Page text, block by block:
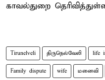
காவல்துறை
Tirunelveli திருநெல்வேலி life
Family dispute wife மனைவி